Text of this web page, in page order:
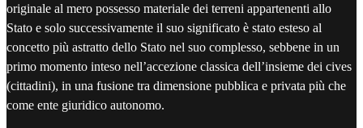
originale al mero possesso materiale dei terreni appartenenti allo
Stato e solo successivamente il suo significato è stato esteso al
concetto più astratto dello Stato nel suo complesso, sebbene in un
primo momento inteso nell’accezione classica dell’insieme dei cives
(cittadini), in una fusione tra dimensione pubblica e privata più che
come ente giuridico autonomo.